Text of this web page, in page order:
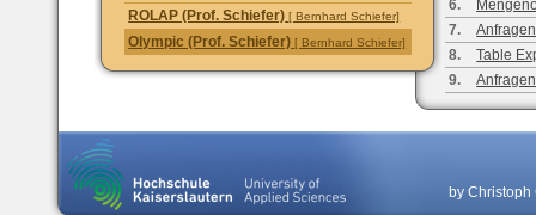
6.
7.
8.
Table
9.
ROLAP (Prof. Schiefer) [ Bernhard Schiefer]
Olympic (Prof. Schiefer) [ Bernhard Schiefer]
by